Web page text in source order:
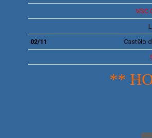
VSC
02/11
Castêlo
**